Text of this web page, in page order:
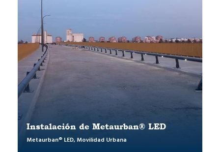
Instalación de Metaurban® LED
Metaurban® LED, Movilidad Urbana